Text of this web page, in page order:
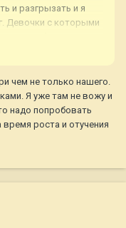
и разгрызать и я
Девочки с которыми
не забирает), но
просто погонять
не даю. По мне
с мячиком и с
снег сейчас
еды - у нас
не всегда
Тут выбор лично
чем не только нашего.
Я уже там не вожу и
надо попробовать
роста и отучения